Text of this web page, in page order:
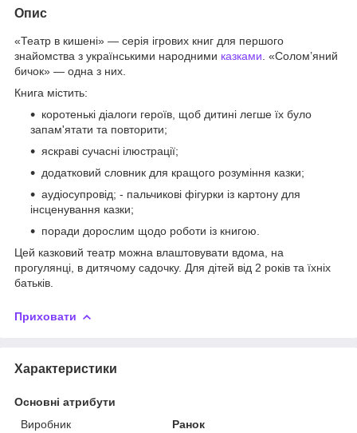
Опис
«Театр в кишені» — серія ігрових книг для першого
знайомства з українськими народними казками . «Солом’яний
бичок» — одна з них.
Книга містить:
коротенькі діалоги героїв, щоб дитині легше їх було
запам'ятати та повторити;
яскраві сучасні ілюстрації;
додатковий словник для кращого розуміння казки;
аудіосупровід; - пальчикові фігурки із картону для
інсценування казки;
поради дорослим щодо роботи із книгою.
Цей казковий театр можна влаштовувати вдома, на
прогулянці, в дитячому садочку. Для дітей від 2 років та їхніх
батьків.
Приховати
Характеристики
Основні атрибути
Виробник
Ранок